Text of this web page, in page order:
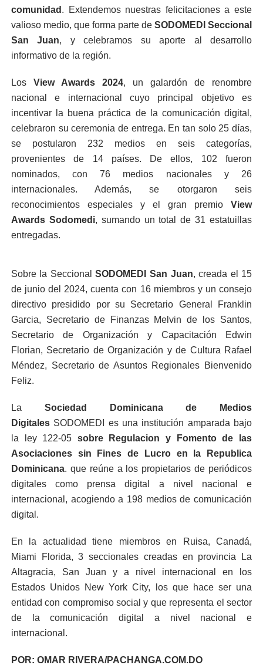
comunidad . Extendemos nuestras felicitaciones a este
valioso medio, que forma parte deSODOMEDI Seccional
San Juan, y celebramos su aporte al desarrollo
informativo de la región.
Los View Awards 2024, un galardón de renombre
nacional e internacional cuyo principal objetivo es
incentivar la buena práctica de la comunicación digital,
celebraron su ceremonia de entrega. En tan solo 25 días,
se postularon 232 medios en seis categorías,
provenientes de 14 países. De ellos, 102 fueron
nominados, con 76 medios nacionales y 26
internacionales. Además, se otorgaron seis
reconocimientos especiales y el gran premioView
Awards Sodomedi, sumando un total de 31 estatuillas
entregadas.
Sobre la SeccionalSODOMEDI San Juan, creada el 15
de junio del 2024, cuenta con 16 miembros y un consejo
directivo presidido por su Secretario General Franklin
Garcia, Secretario de Finanzas Melvin de los Santos,
Secretario de Organización y Capacitación Edwin
Florian, Secretario de Organización y de Cultura Rafael
Méndez, Secretario de Asuntos Regionales Bienvenido
Feliz.
La Sociedad Dominicana de Medios
Digitales SODOMEDI es una institución amparada bajo
la ley 122-05 sobre Regulacion y Fomento de las
Asociaciones sin Fines de Lucro en la Republica
Dominicana. que reúne a los propietarios de periódicos
digitales como prensa digital a nivel nacional e
internacional, acogiendo a 198 medios de comunicación
digital.
En la actualidad tiene miembros en Ruisa, Canadá,
Miami Florida, 3 seccionales creadas en provincia La
Altagracia, San Juan y a nivel internacional en los
Estados Unidos New York City, los que hace ser una
entidad con compromiso social y que representa el sector
de la comunicación digital a nivel nacional e
internacional.
POR: OMAR RIVERA/PACHANGA.COM.DO